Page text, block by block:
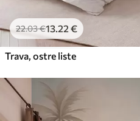
22.03€13 .22 €
Trava, ostre liste